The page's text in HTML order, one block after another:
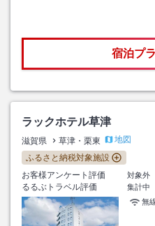
宿泊プ
ラックホテル草津
滋賀県 草津・栗東
地図
ふるさと納税対象施設
お客様アンケート評価
対象外
るるぶトラベル評価
集計中
無